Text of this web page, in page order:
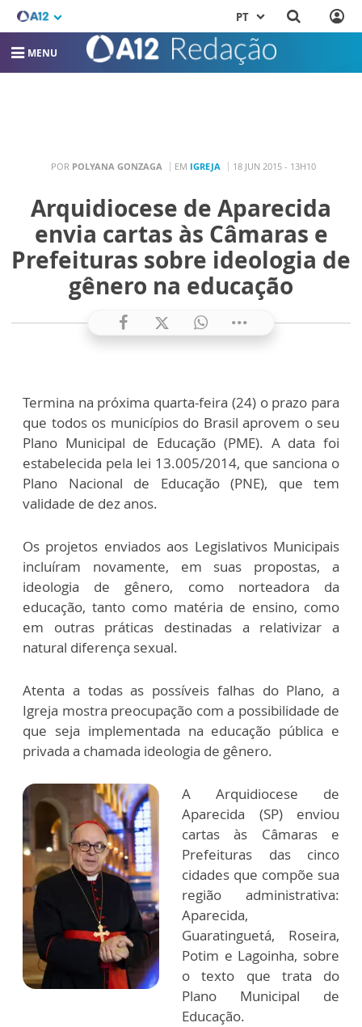
PT
MENU
POR POLYANA GONZAGA EM IGREJA 18 JUN 2015 - 13H10
Arquidiocese de Aparecida
envia cartas às Câmaras e
Prefeituras sobre ideologia de
gênero na educação
Termina na próxima quarta-feira (24) o prazo para
que todos os municípios do Brasil aprovem o seu
Plano Municipal de Educação (PME). A data foi
estabelecida pela lei 13.005/2014, que sanciona o
Plano Nacional de Educação (PNE), que tem
validade de dez anos.
Os projetos enviados aos Legislativos Municipais
incluíram novamente, em suas propostas, a
ideologia de gênero, como norteadora da
educação, tanto como matéria de ensino, como
em outras práticas destinadas a relativizar a
natural diferença sexual.
Atenta a todas as possíveis falhas do Plano, a
Igreja mostra preocupação com a possibilidade de
que seja implementada na educação pública e
privada a chamada ideologia de gênero.
A Arquidiocese de
Aparecida (SP) enviou
cartas às Câmaras e
Prefeituras das cinco
cidades que compõe sua
região administrativa:
Aparecida,
Guaratinguetá, Roseira,
Potim e Lagoinha, sobre
o texto que trata do
Plano Municipal de
Educação.